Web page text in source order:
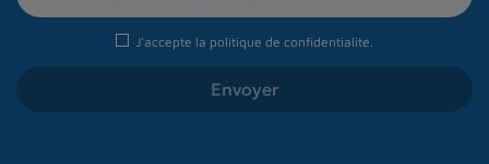
J'accepte la politique de confidentialité